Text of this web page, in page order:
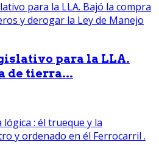
para la LLA.
de tierra...